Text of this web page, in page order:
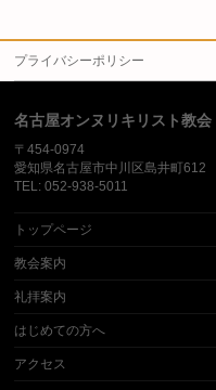
プライバシーポリシー
名古屋オンヌリキリスト教会
〒454-0974
愛知県名古屋市中川区島井町612
TEL: 052-938-5011
トップページ
教会案内
礼拝案内
はじめての方へ
アクセス